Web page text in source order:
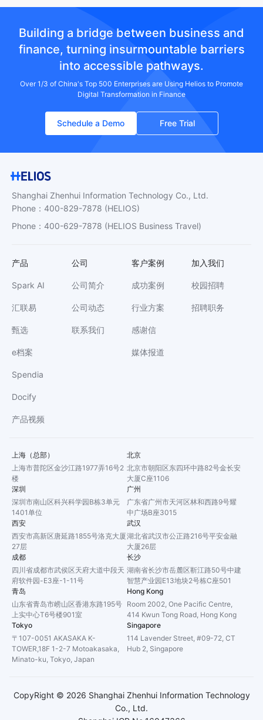
Building a bridge between business and
finance, turning insurmountable barriers
into accessible pathways.
Over 1/3 of China's Top 500 Enterprises are Using Helios to Promote
Digital Transformation in Finance
Schedule a Demo Free Trial
Shanghai Zhenhui Information Technology Co., Ltd.
Phone ： 400-829-7878 (HELIOS)
Phone ： 400-629-7878 (HELIOS Business Travel)
产品
Spark AI
汇联易
甄选
e档案
Spendia
Docify
产品视频
公司
公司简介
公司动态
联系我们
客户案例
成功案例
行业方案
感谢信
媒体报道
加入我们
校园招聘
招聘职务
上海（总部）
上海市普陀区金沙江路1977弄16号2
楼
北京
北京市朝阳区东四环中路82号金长安
大厦C座1106
深圳
深圳市南山区科兴科学园B栋3单元
1401单位
广州
广东省广州市天河区林和西路9号耀
中广场B座3015
西安
西安市高新区唐延路1855号洛克大厦
27层
武汉
湖北省武汉市公正路216号平安金融
大厦26层
成都
四川省成都市武侯区天府大道中段天
府软件园-E3座-1-11号
长沙
湖南省长沙市岳麓区靳江路50号中建
智慧产业园E13地块2号栋C座501
青岛
山东省青岛市崂山区香港东路195号
上实中心T6号楼901室
Hong Kong
Room 2002, One Pacific Centre,
414 Kwun Tong Road, Hong Kong
Tokyo
〒107-0051 AKASAKA K-
TOWER,18F 1-2-7 Motoakasaka,
Minato-ku, Tokyo, Japan
Singapore
114 Lavender Street, #09-72, CT
Hub 2, Singapore
CopyRight © 2026 Shanghai Zhenhui Information Technology
Co., Ltd.